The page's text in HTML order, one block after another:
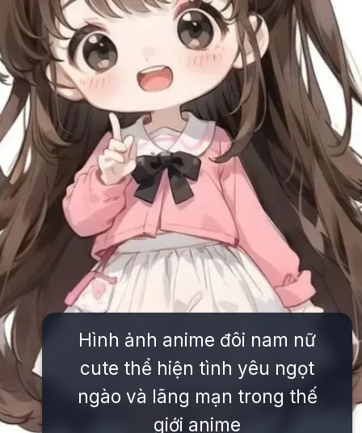
Hình ảnh anime đôi nam nữ
cute thể hiện tình yêu ngọt
ngào và lãng mạn trong thế
giới anime